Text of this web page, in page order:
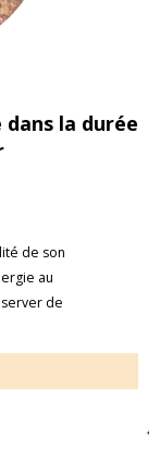
dans la durée
de son
au
de